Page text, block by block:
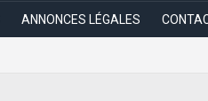
ANNONCES LÉGALES